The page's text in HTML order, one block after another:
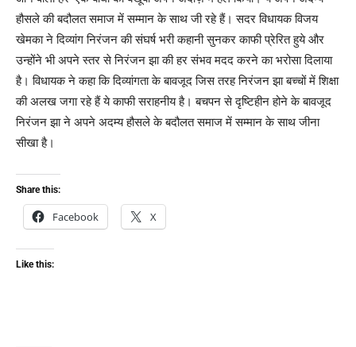
हौसले की बदौलत समाज में सम्मान के साथ जी रहे हैं। सदर विधायक विजय
खेमका ने दिव्यांग निरंजन की संघर्ष भरी कहानी सुनकर काफी प्रेरित हुये और
उन्होंने भी अपने स्तर से निरंजन झा की हर संभव मदद करने का भरोसा दिलाया
है। विधायक ने कहा कि दिव्यांगता के बावजूद जिस तरह निरंजन झा बच्चों में शिक्षा
की अलख जगा रहे हैं ये काफी सराहनीय है। बचपन से दृष्टिहीन होने के बावजूद
निरंजन झा ने अपने अदम्य हौसले के बदौलत समाज में सम्मान के साथ जीना
सीखा है।
Share this:
Facebook X
Like this: